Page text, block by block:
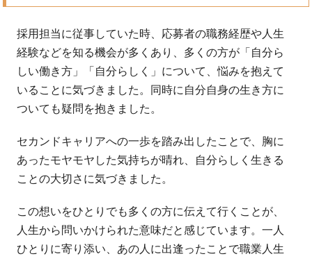
採用担当に従事していた時、応募者の職務経歴や人生
経験などを知る機会が多くあり、多くの方が「自分ら
しい働き方」「自分らしく」について、悩みを抱えて
いることに気づきました。同時に自分自身の生き方に
ついても疑問を抱きました。
セカンドキャリアへの一歩を踏み出したことで、胸に
あったモヤモヤした気持ちが晴れ、自分らしく生きる
ことの大切さに気づきました。
この想いをひとりでも多くの方に伝えて行くことが、
人生から問いかけられた意味だと感じています。一人
ひとりに寄り添い、あの人に出逢ったことで職業人生